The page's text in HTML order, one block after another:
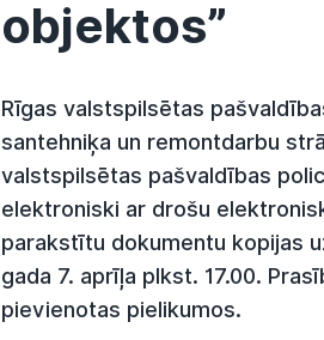
objektos”
Rīgas valstspilsētas
santehniķa un remontdarbu
valstspilsētas pašvaldības
elektroniski ar drošu
parakstītu dokumentu kopijas
gada 7. aprīļa plkst. 17.00.
pievienotas pielikumos.